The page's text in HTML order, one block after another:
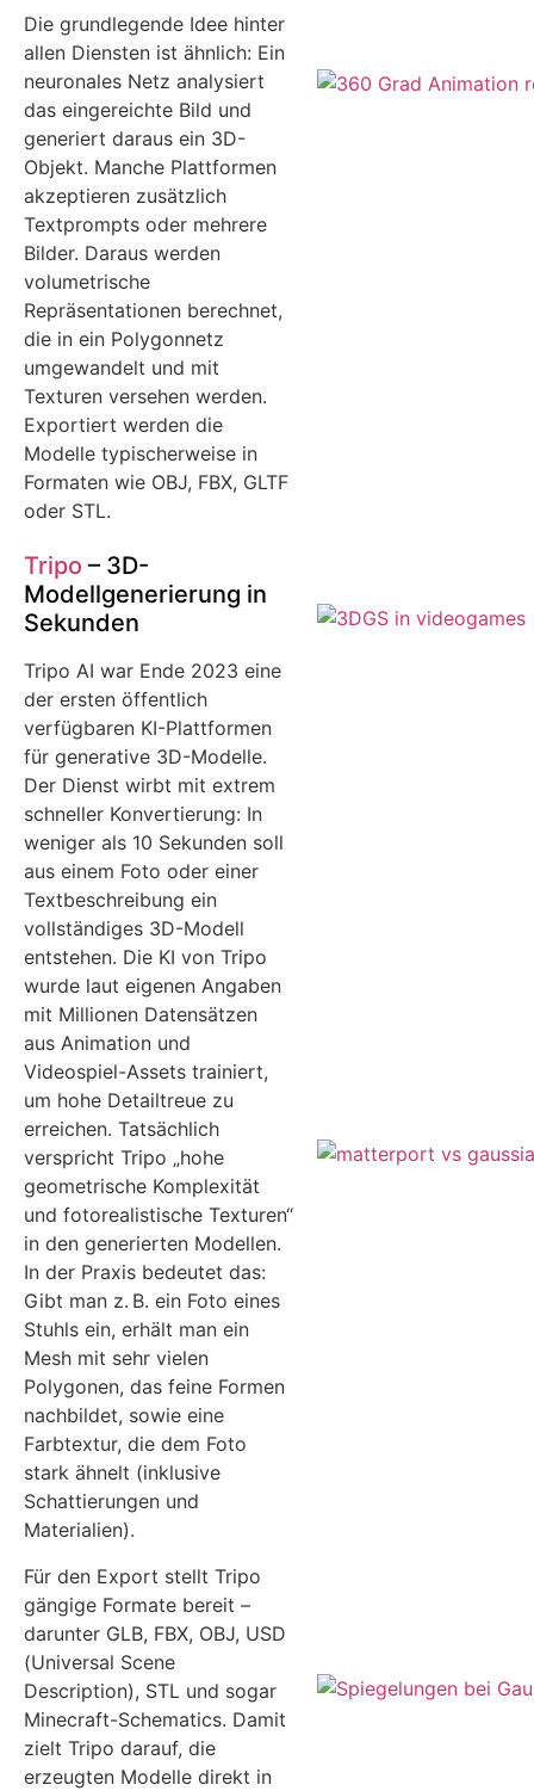
Die grundlegende Idee hinter
allen Diensten ist ähnlich: Ein
neuronales Netz analysiert
das eingereichte Bild und
generiert daraus ein 3D-
Objekt. Manche Plattformen
akzeptieren zusätzlich
Textprompts oder mehrere
Bilder. Daraus werden
volumetrische
Repräsentationen berechnet,
die in ein Polygonnetz
umgewandelt und mit
Texturen versehen werden.
Exportiert werden die
Modelle typischerweise in
Formaten wie OBJ, FBX, GLTF
oder STL.
Tripo – 3D-
Modellgenerierung in
Sekunden
Tripo AI war Ende 2023 eine
der ersten öffentlich
verfügbaren KI-Plattformen
für generative 3D-Modelle.
Der Dienst wirbt mit extrem
schneller Konvertierung: In
weniger als 10 Sekunden soll
aus einem Foto oder einer
Textbeschreibung ein
vollständiges 3D-Modell
entstehen. Die KI von Tripo
wurde laut eigenen Angaben
mit Millionen Datensätzen
aus Animation und
Videospiel-Assets trainiert,
um hohe Detailtreue zu
erreichen. Tatsächlich
verspricht Tripo „hohe
geometrische Komplexität
und fotorealistische Texturen“
in den generierten Modellen.
In der Praxis bedeutet das:
Gibt man z. B. ein Foto eines
Stuhls ein, erhält man ein
Mesh mit sehr vielen
Polygonen, das feine Formen
nachbildet, sowie eine
Farbtextur, die dem Foto
stark ähnelt (inklusive
Schattierungen und
Materialien).
Für den Export stellt Tripo
gängige Formate bereit –
darunter GLB, FBX, OBJ, USD
(Universal Scene
Description), STL und sogar
Minecraft-Schematics. Damit
zielt Tripo darauf, die
erzeugten Modelle direkt in